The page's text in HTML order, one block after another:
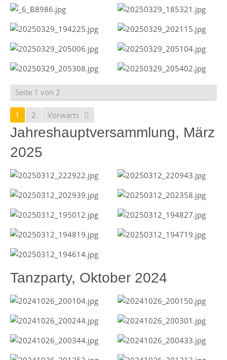
Seite 1 von 2
1 2 Vorwärts
Jahreshauptversammlung, März
2025
Tanzparty, Oktober 2024